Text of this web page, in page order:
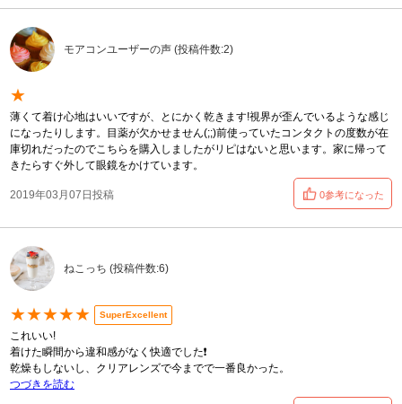
モアコンユーザーの声 (投稿件数:2)
★
薄くて着け心地はいいですが、とにかく乾きます!視界が歪んでいるような感じ
になったりします。目薬が欠かせません(;;)前使っていたコンタクトの度数が在
庫切れだったのでこちらを購入しましたがリピはないと思います。家に帰って
きたらすぐ外して眼鏡をかけています。
2019年03月07日投稿 0参考になった
ねこっち (投稿件数:6)
★★★★★ SuperExcellent
これいい!
着けた瞬間から違和感がなく快適でした❗
乾燥もしないし、クリアレンズで今までで一番良かった。
つづきを読む